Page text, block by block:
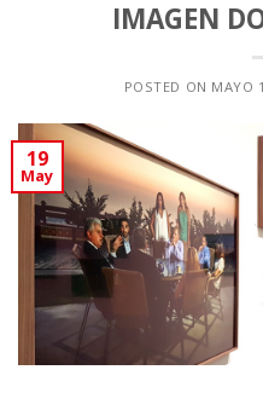
IMAGEN
POSTED ON MAYO
19
May